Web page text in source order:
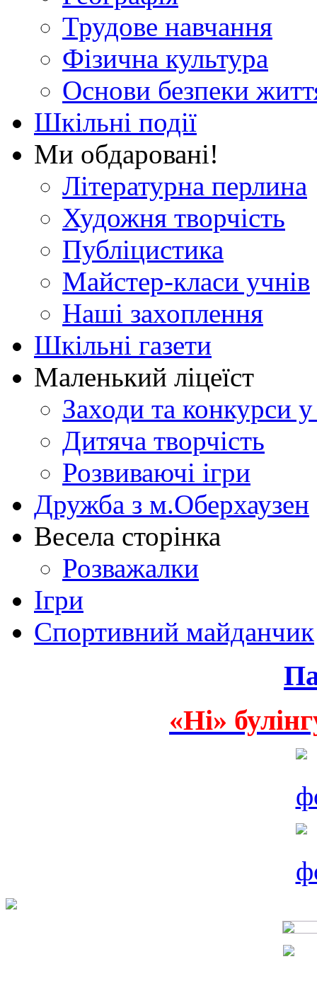
Трудове навчання
Фізична культура
Основи безпеки
Шкільні події
Ми обдаровані!
Літературна перлина
Художня творчість
Публіцистика
Майстер-класи учнів
Наші захоплення
Шкільні газети
Маленький ліцеїст
Заходи та конкурси у
Дитяча творчість
Розвиваючі ігри
Дружба з м.Оберхаузен
Весела сторінка
Розважалки
Ігри
Спортивний майданчик
«Ні»